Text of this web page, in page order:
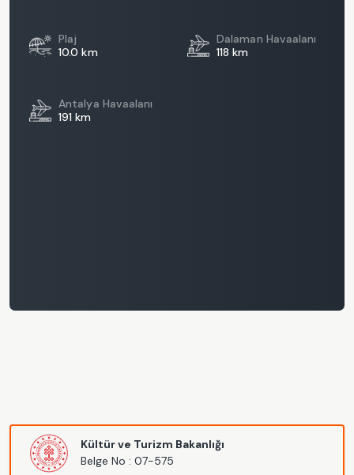
Plaj
10.0 km
Dalaman Havaalanı
118 km
Antalya Havaalanı
191 km
Kültür ve Turizm Bakanlığı
Belge No : 07-575